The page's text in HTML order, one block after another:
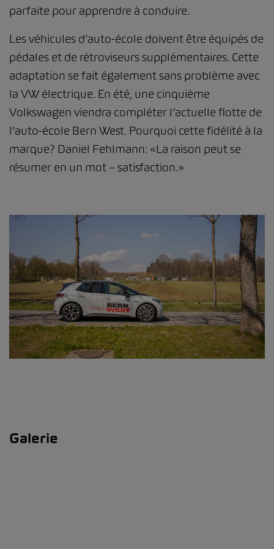
parfaite pour apprendre à conduire.
Les véhicules d’auto-école doivent être équipés de
pédales et de rétroviseurs supplémentaires. Cette
adaptation se fait également sans problème avec
la VW électrique. En été, une cinquième
Volkswagen viendra compléter l’actuelle flotte de
l’auto-école Bern West. Pourquoi cette fidélité à la
marque? Daniel Fehlmann: «La raison peut se
résumer en un mot – satisfaction.»
Galerie